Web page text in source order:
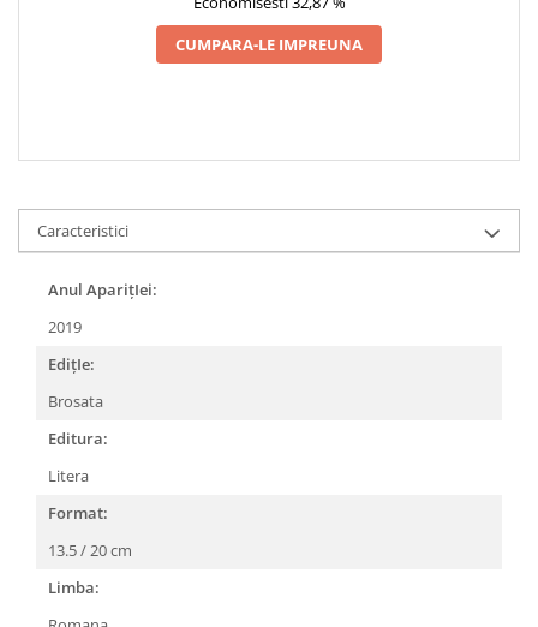
CUMPARA-LE IMPREUNA
Caracteristici
Anul AparițIei:
2019
EdițIe:
Brosata
Editura:
Litera
Format:
13.5 / 20 cm
Limba: